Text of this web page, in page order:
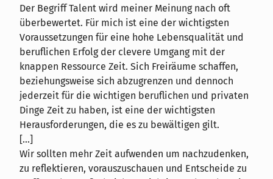
Der Begriff Talent wird meiner Meinung nach oft
überbewertet. Für mich ist eine der wichtigsten
Voraussetzungen für eine hohe Lebensqualität und
beruflichen Erfolg der clevere Umgang mit der
knappen Ressource Zeit. Sich Freiräume schaffen,
beziehungsweise sich abzugrenzen und dennoch
jederzeit für die wichtigen beruflichen und privaten
Dinge Zeit zu haben, ist eine der wichtigsten
Herausforderungen, die es zu bewältigen gilt.
[...]
Wir sollten mehr Zeit aufwenden um nachzudenken,
zu reflektieren, vorauszuschauen und Entscheide zu